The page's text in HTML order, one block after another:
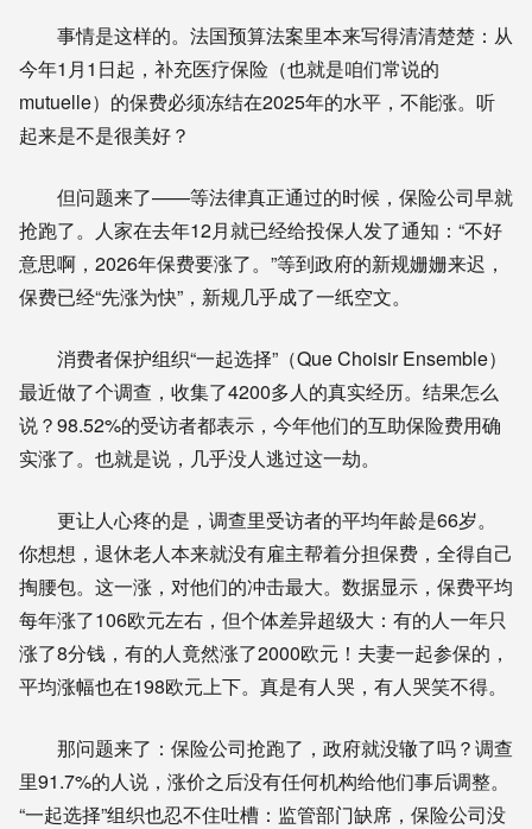
事情是这样的。法国预算法案里本来写得清清楚楚：从
今年1月1日起，补充医疗保险（也就是咱们常说的
mutuelle）的保费必须冻结在2025年的水平，不能涨。听
起来是不是很美好？
但问题来了——等法律真正通过的时候，保险公司早就
抢跑了。人家在去年12月就已经给投保人发了通知：“不好
意思啊，2026年保费要涨了。”等到政府的新规姗姗来迟，
保费已经“先涨为快”，新规几乎成了一纸空文。
消费者保护组织“一起选择”（Que Choisir Ensemble）
最近做了个调查，收集了4200多人的真实经历。结果怎么
说？98.52%的受访者都表示，今年他们的互助保险费用确
实涨了。也就是说，几乎没人逃过这一劫。
更让人心疼的是，调查里受访者的平均年龄是66岁。
你想想，退休老人本来就没有雇主帮着分担保费，全得自己
掏腰包。这一涨，对他们的冲击最大。数据显示，保费平均
每年涨了106欧元左右，但个体差异超级大：有的人一年只
涨了8分钱，有的人竟然涨了2000欧元！夫妻一起参保的，
平均涨幅也在198欧元上下。真是有人哭，有人哭笑不得。
那问题来了：保险公司抢跑了，政府就没辙了吗？调查
里91.7%的人说，涨价之后没有任何机构给他们事后调整。
“一起选择”组织也忍不住吐槽：监管部门缺席，保险公司没